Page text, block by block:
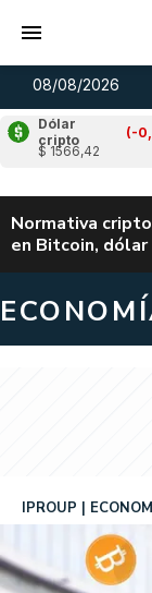
08/08/2026
Dólar
cripto
(-
$ 1566,42
Normativa
en Bitcoin,
IPROUP